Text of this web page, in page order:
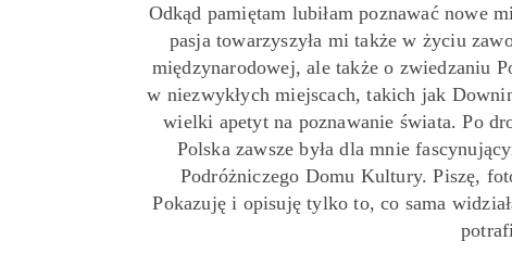
Odkąd pamiętam lubiłam poznawać nowe
pasja towarzyszyła mi także w życiu
międzynarodowej, ale także o zwiedzaniu
w niezwykłych miejscach, takich jak
wielki apetyt na poznawanie świata. Po
Polska zawsze była dla mnie
Podróżniczego Domu Kultury. Piszę,
Pokazuję i opisuję tylko to, co sama